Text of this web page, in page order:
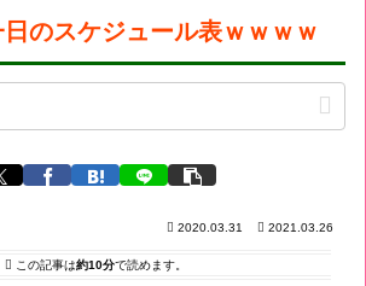
のスケジュール表ｗｗｗｗ
2020.03.31 2021.03.26
この記事は約10分で読めます。